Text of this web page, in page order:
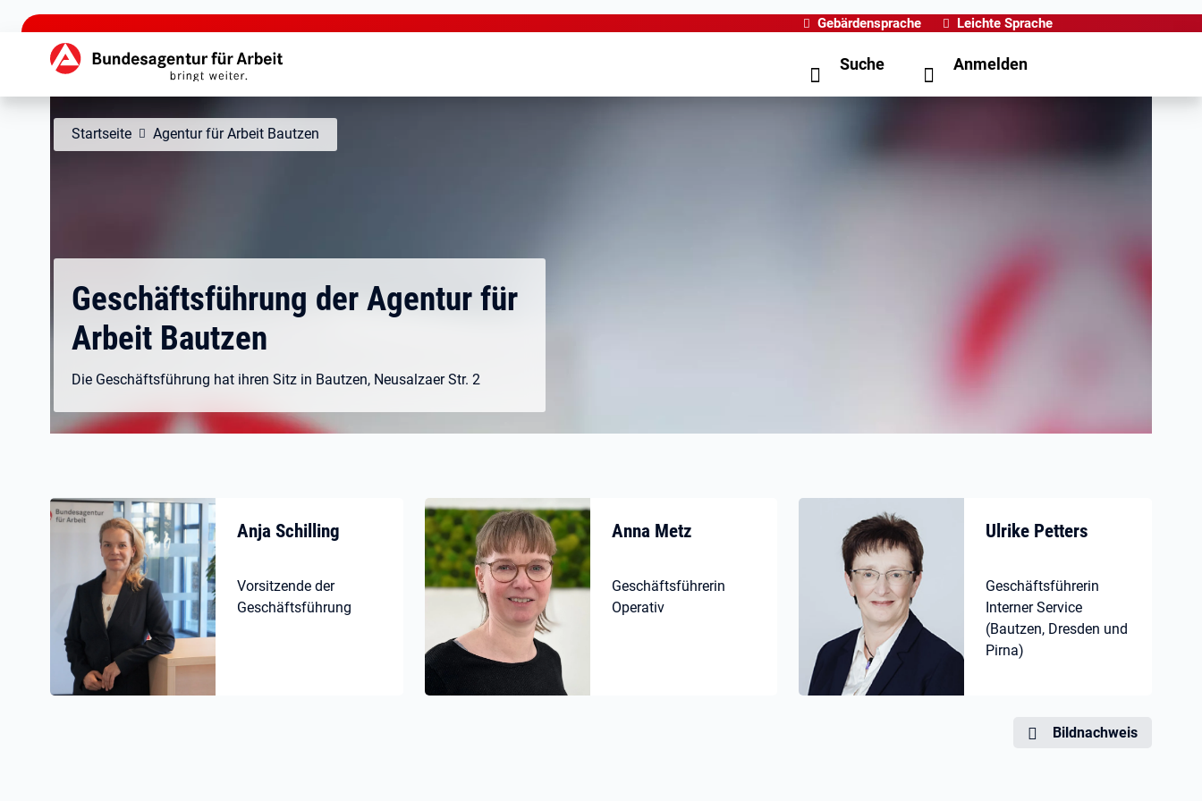
zu den Hauptinhalten springen
Gebärdensprache Leichte Sprache
Hauptnavigation Suche Anmelden
Startseite Agentur für Arbeit Bautzen
Geschäftsführung der Agentur für
Arbeit Bautzen
Die Geschäftsführung hat ihren Sitz in Bautzen, Neusalzaer Str. 2
Anja Schilling
Vorsitzende der
Geschäftsführung
Anna Metz
Geschäftsführerin
Operativ
Ulrike Petters
Geschäftsführerin
Interner Service
(Bautzen, Dresden und
Pirna)
Bildnachweis